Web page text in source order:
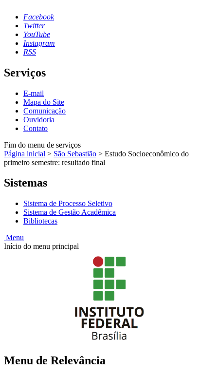
Facebook
Twitter
YouTube
Instagram
RSS
Serviços
E-mail
Mapa do Site
Comunicação
Ouvidoria
Contato
Fim do menu de serviços
Página inicial > São Sebastião > Estudo Socioeconômico do
primeiro semestre: resultado final
Sistemas
Sistema de Processo Seletivo
Sistema de Gestão Acadêmica
Bibliotecas
Menu
Início do menu principal
Menu de Relevância